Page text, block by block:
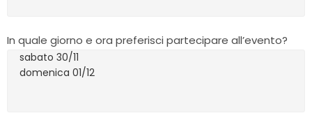
In quale giorno e ora preferisci partecipare all’evento?